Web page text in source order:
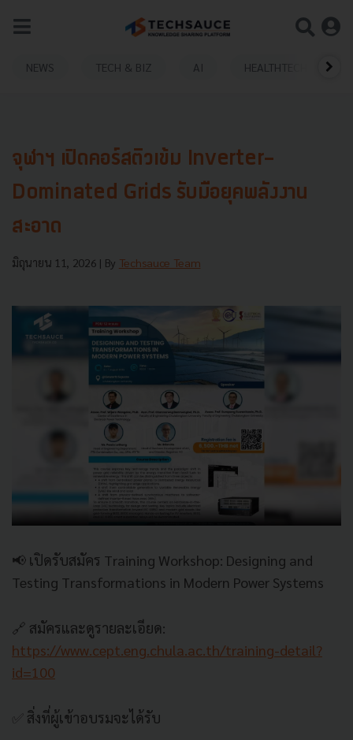
NEWS TECH & BIZ AI HEALTHTECH
จุฬาฯ เปิดคอร์สติวเข้ม Inverter-
Dominated Grids รับมือยุคพลังงาน
สะอาด
มิถุนายน 11, 2026 | By Techsauce Team
📢 เปิดรับสมัคร Training Workshop: Designing and
Testing Transformations in Modern Power Systems
🔗 สมัครและดูรายละเอียด:
https://www.cept.eng.chula.ac.th/training-detail?
id=100
✅ สิ่งที่ผู้เข้าอบรมจะได้รับ